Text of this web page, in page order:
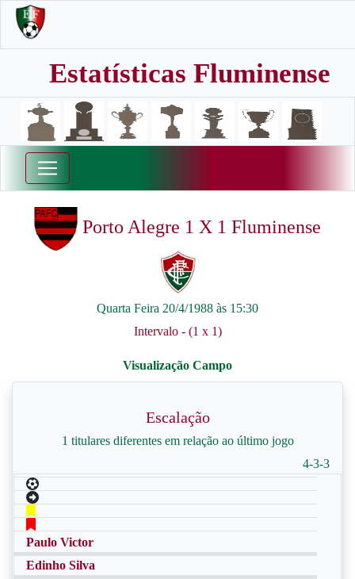
Estatísticas Fluminense
Porto Alegre 1 X 1 Fluminense
Quarta Feira 20/4/1988 às 15:30
Intervalo - (1 x 1)
Escalação
1 titulares diferentes em relação ao último jogo
4-3-3
Paulo Victor
Edinho Silva